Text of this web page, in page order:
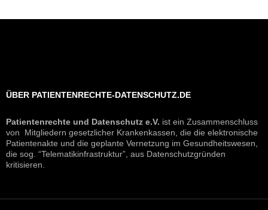
ÜBER PATIENTENRECHTE-DATENSCHUTZ.DE
Patientenrechte und Datenschutz e.V. ist ein Zusammenschluss
von Mitgliedern gesetzlicher Krankenkassen, die die elektronische
Patientenakte und die geplante Vernetzung im Gesundheitswesen,
die sog. “Telematikinfrastruktur”, aus Datenschutzgründen
kritisieren.